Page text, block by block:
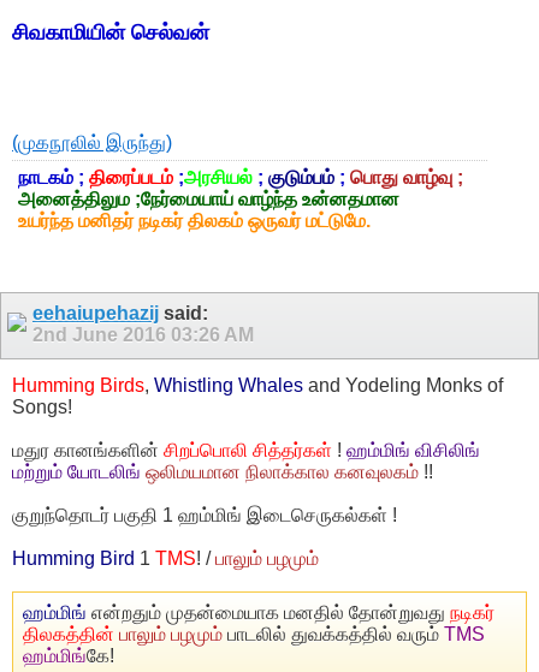
சிவகாமியின் செல்வன்
(முகநூலில் இருந்து)
நாடகம் ; திரைப்படம் ;அரசியல் ; குடும்பம் ; பொது வாழ்வு ;
அனைத்திலும ;நேர்மையாய் வாழ்ந்த உன்னதமான
உயர்ந்த மனிதர் நடிகர் திலகம் ஒருவர் மட்டுமே.
eehaiupehazij said:
2nd June 2016 03:26 AM
Humming Birds, Whistling Whales and Yodeling Monks of
Songs!
மதுர கானங்களின் சிறப்பொலி சித்தர்கள் ! ஹம்மிங் விசிலிங்
மற்றும் யோடலிங் ஒலிமயமான நிலாக்கால கனவுலகம் !!
குறுந்தொடர் பகுதி 1 ஹம்மிங் இடைசெருகல்கள் !
Humming Bird 1 TMS! /பாலும் பழமும்
ஹம்மிங் என்றதும் முதன்மையாக மனதில் தோன்றுவது நடிகர்
திலகத்தின் பாலும் பழமும் பாடலில் துவக்கத்தில் வரும் TMS
ஹம்மிங்கே!